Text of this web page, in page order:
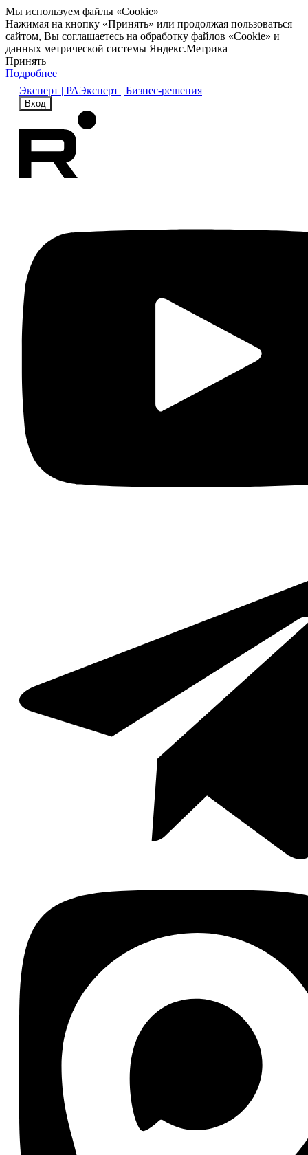
Мы используем файлы «Cookie»
Нажимая на кнопку «Принять» или продолжая пользоваться
сайтом, Вы соглашаетесь на обработку файлов «Cookie» и
данных метрической системы Яндекс.Метрика
Принять
Подробнее
Эксперт | РАЭксперт | Бизнес-решения
Вход